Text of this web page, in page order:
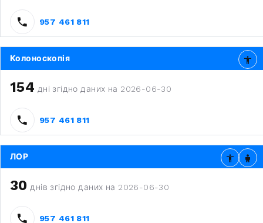
957 461 811
Колоноскопія
154 дні згідно даних на 2026-06-30
957 461 811
ЛОР
30 днів згідно даних на 2026-06-30
957 461 811